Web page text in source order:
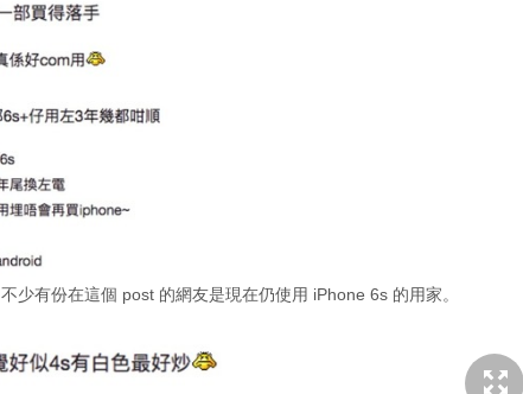
不少有份在這個 post 的網友是現在仍使用 iPhone 6s 的用家。